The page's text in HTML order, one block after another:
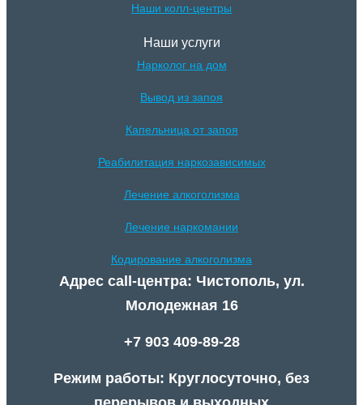
Наши колл-центры
Наши услуги
Нарколог на дом
Вывод из запоя
Капельница от запоя
Реабилитация наркозависимых
Лечение алкоголизма
Лечение наркомании
Кодирование алкоголизма
Адрес call-центра: Чистополь, ул.
Молодежная 16
+7 903 409-89-28
Режим работы: Круглосуточно, без